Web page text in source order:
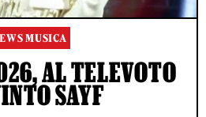
MUSICA
AL TELEVOTO
SAYF